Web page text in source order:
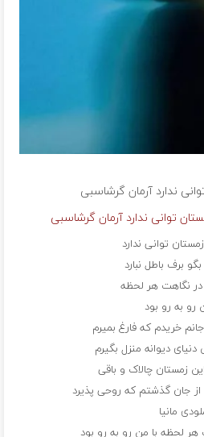
ندارد آرمان گرشاسبی
توانی ندارد آرمان گرشاسبی
توانی ندارد
برف باطل نبارد
نگاهت هر لحظه
رو به رو بود
خریدم که فارغ بمیرم
دیوانه منزل بگیرم
زمستان چالاک و باقی
جان گذشتم که روحی پذیرد
مانیا
لحظه با من رو به رو بود